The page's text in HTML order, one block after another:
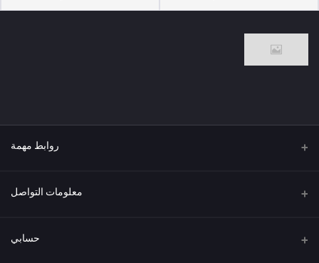
روابط مهمة
من نحن معلومات التواصل
العنوان حسابي